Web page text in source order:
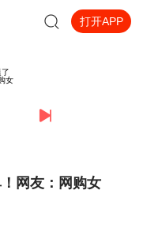
打开APP
网友：网购女